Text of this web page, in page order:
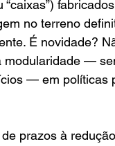
no terreno
É novidade?
—
— em políticas
prazos à